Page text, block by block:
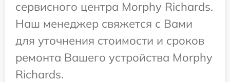
сервисного центра Morphy Richards.
Наш менеджер свяжется с Вами
для уточнения стоимости и сроков
ремонта Вашего устройства Morphy
Richards.